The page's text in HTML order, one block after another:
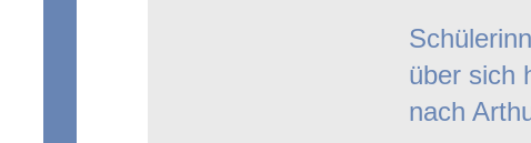
über sich
nach